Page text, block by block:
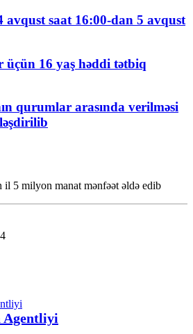
avqust saat 16:00-dan 5 avqust
üçün 16 yaş həddi tətbiq
qurumlar arasında verilməsi
il 5 milyon manat mənfəət əldə edib
Agentliyi